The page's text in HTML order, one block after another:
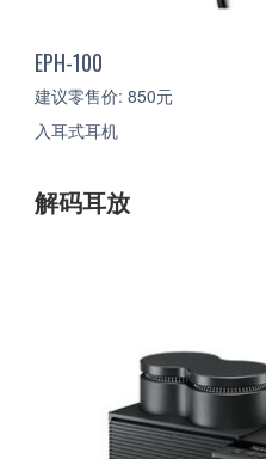
EPH-100
建议零售价: 850元
入耳式耳机
解码耳放